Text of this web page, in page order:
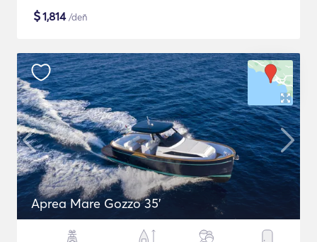
$1,814/deň
Aprea Mare Gozzo 35'